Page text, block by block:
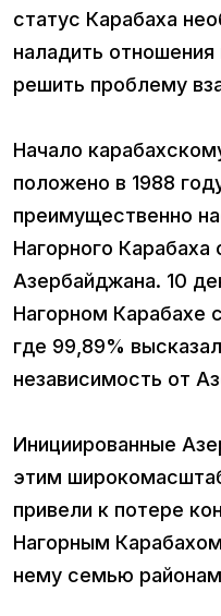
статус Карабаха
наладить
решить проблему
Начало
положено в 1988
преимущественно
Нагорного Карабаха
Азербайджана. 10
Нагорном Карабахе
где 99,89%
независимость от
Инициированные
этим
привели к потере
Нагорным
нему семью